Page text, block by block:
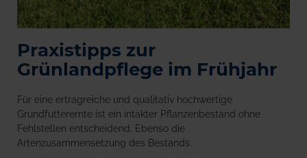
Praxistipps zur
Grünlandpflege im Frühjahr
Für eine ertragreiche und qualitativ hochwertige
Grundfutterernte ist ein intakter Pflanzenbestand ohne
Fehlstellen entscheidend. Ebenso die
Artenzusammensetzung des Bestands.